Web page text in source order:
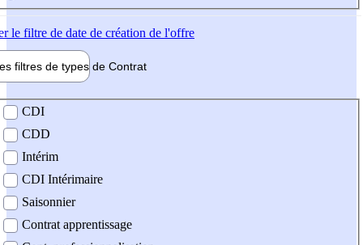
le filtre de date de création de l'offre
filtres de types de Contrat
contrat
CDI
CDD
Intérim
CDI Intérimaire
Saisonnier
Contrat apprentissage